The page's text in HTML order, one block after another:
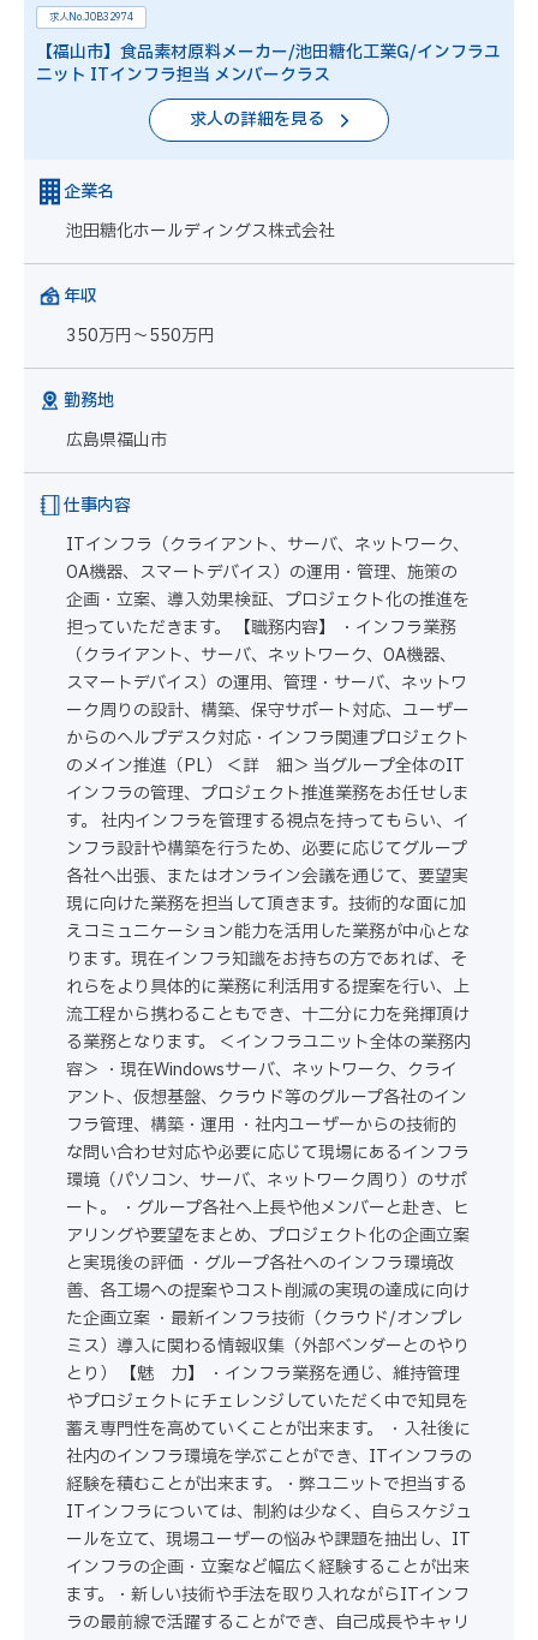
求人No.JOB32974
【福山市】食品素材原料メーカー/池田糖化工業G/インフラユ
ニット ITインフラ担当 メンバークラス
求人の詳細を見る
企業名
池田糖化ホールディングス株式会社
年収
350万円～550万円
勤務地
広島県福山市
仕事内容
ITインフラ（クライアント、サーバ、ネットワーク、
OA機器、スマートデバイス）の運用・管理、施策の
企画・立案、導入効果検証、プロジェクト化の推進を
担っていただきます。 【職務内容】 ・インフラ業務
（クライアント、サーバ、ネットワーク、OA機器、
スマートデバイス）の運用、管理・サーバ、ネットワ
ーク周りの設計、構築、保守サポート対応、ユーザー
からのヘルプデスク対応・インフラ関連プロジェクト
のメイン推進（PL） ＜詳 細＞ 当グループ全体のIT
インフラの管理、プロジェクト推進業務をお任せしま
す。 社内インフラを管理する視点を持ってもらい、イ
ンフラ設計や構築を行うため、必要に応じてグループ
各社へ出張、またはオンライン会議を通じて、要望実
現に向けた業務を担当して頂きます。技術的な面に加
えコミュニケーション能力を活用した業務が中心とな
ります。現在インフラ知識をお持ちの方であれば、そ
れらをより具体的に業務に利活用する提案を行い、上
流工程から携わることもでき、十二分に力を発揮頂け
る業務となります。 ＜インフラユニット全体の業務内
容＞ ・現在Windowsサーバ、ネットワーク、クライ
アント、仮想基盤、クラウド等のグループ各社のイン
フラ管理、構築・運用 ・社内ユーザーからの技術的
な問い合わせ対応や必要に応じて現場にあるインフラ
環境（パソコン、サーバ、ネットワーク周り）のサポ
ート。 ・グループ各社へ上長や他メンバーと赴き、ヒ
アリングや要望をまとめ、プロジェクト化の企画立案
と実現後の評価 ・グループ各社へのインフラ環境改
善、各工場への提案やコスト削減の実現の達成に向け
た企画立案 ・最新インフラ技術（クラウド/オンプレ
ミス）導入に関わる情報収集（外部ベンダーとのやり
とり） 【魅 力】 ・インフラ業務を通じ、維持管理
やプロジェクトにチェレンジしていただく中で知見を
蓄え専門性を高めていくことが出来ます。 ・入社後に
社内のインフラ環境を学ぶことができ、ITインフラの
経験を積むことが出来ます。・弊ユニットで担当する
ITインフラについては、制約は少なく、自らスケジュ
ールを立て、現場ユーザーの悩みや課題を抽出し、IT
インフラの企画・立案など幅広く経験することが出来
ます。・新しい技術や手法を取り入れながらITインフ
ラの最前線で活躍することができ、自己成長やキャリ